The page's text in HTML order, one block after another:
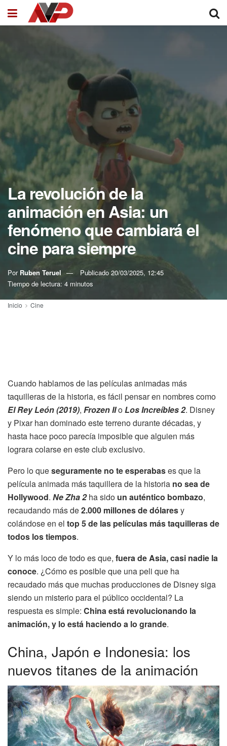
La revolución de la
animación en Asia: un
fenómeno que cambiará el
cine para siempre
Por Ruben Teruel Publicado 20/03/2025, 12:45
Tiempo de lectura: 4 minutos
Inicio Cine
Cuando hablamos de las películas animadas más
taquilleras de la historia, es fácil pensar en nombres como
El Rey León (2019), Frozen IIoLos Increíbles 2. Disney
y Pixar han dominado este terreno durante décadas, y
hasta hace poco parecía imposible que alguien más
lograra colarse en este club exclusivo.
Pero lo queseguramente no te esperabases que la
película animada más taquillera de la historia no sea de
Hollywood. Ne Zha 2ha sido un auténtico bombazo,
recaudando más de2.000 millones de dólaresy
colándose en el top 5 de las películas más taquilleras de
todos los tiempos.
Y lo más loco de todo es que, fuera de Asia, casi nadie la
conoce. ¿Cómo es posible que una peli que ha
recaudado más que muchas producciones de Disney siga
siendo un misterio para el público occidental? La
respuesta es simple: China está revolucionando la
animación, y lo está haciendo a lo grande.
China, Japón e Indonesia: los
nuevos titanes de la animación